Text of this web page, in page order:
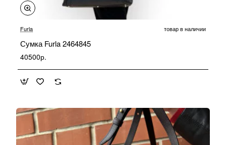
Furla товар в наличии
Сумка Furla 2464845
40500р.